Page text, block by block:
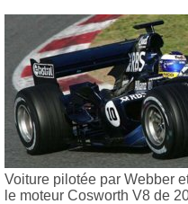
Voiture pilotée par Webber
le moteur Cosworth V8 de